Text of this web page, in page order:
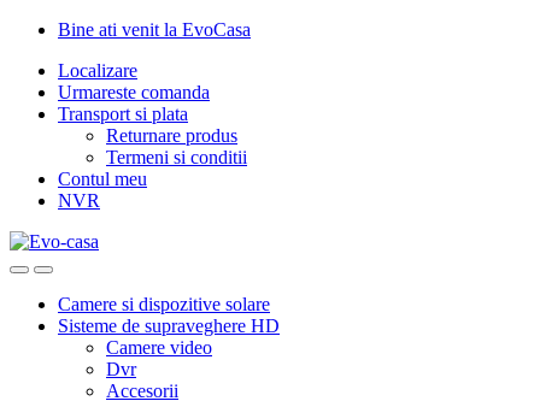
Skip
navigation
Skip
content
Bine ati venit la EvoCasa
Localizare
Urmareste comanda
Transport si plata
Returnare produs
Termeni si conditii
Contul meu
NVR
Camere si dispozitive solare
Sisteme de supraveghere HD
Camere video
Dvr
Accesorii